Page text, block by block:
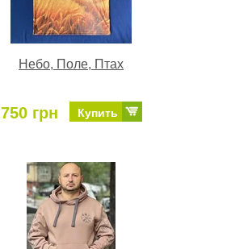
Небо, Поле, Птах
750 грн Купить